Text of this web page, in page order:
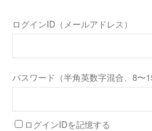
ログインID（メールアドレス）
パスワード（半角英数字混合、8〜
ログインIDを記憶する